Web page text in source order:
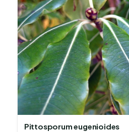
Pittosporum eugenioides